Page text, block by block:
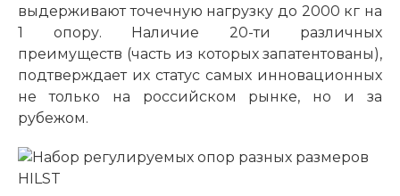
выдерживают точечную нагрузку до 2000 кг на
1 опору. Наличие 20-ти различных
преимуществ (часть из которых запатентованы),
подтверждает их статус самых инновационных
не только на российском рынке, но и за
рубежом.